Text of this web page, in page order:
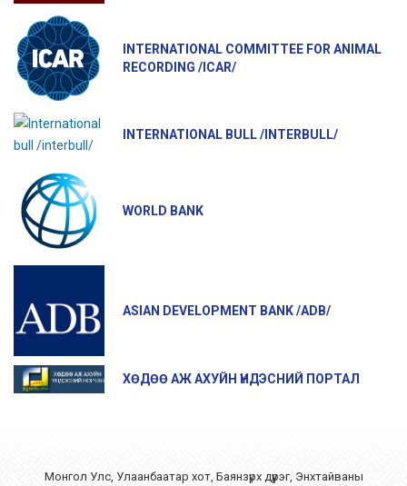
INTERNATIONAL COMMITTEE FOR ANIMAL
RECORDING /ICAR/
INTERNATIONAL BULL /INTERBULL/
WORLD BANK
ASIAN DEVELOPMENT BANK /ADB/
ХӨДӨӨ АЖ АХУЙН ҮНДЭСНИЙ ПОРТАЛ
Монгол Улс, Улаанбаатар хот, Баянзүрх дүүрэг, Энхтайваны